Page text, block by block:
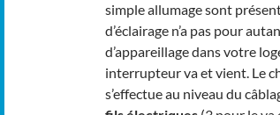
simple allumage sont
d’éclairage n’a pas pour
d’appareillage dans votre
interrupteur va et vient. Le
s’effectue au niveau du